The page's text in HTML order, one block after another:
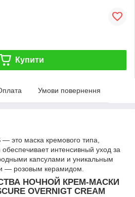
Купити
Умови повернення
это маска кремового типа,
интенсивный уход за
капсулами и уникальным
— розовым керамидом.
НОЧНОЙ КРЕМ-МАСКИ
OVERNIGT CREAM